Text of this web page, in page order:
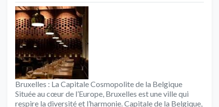
Bruxelles : La Capitale Cosmopolite de la Belgique
Située au cœur de l’Europe, Bruxelles est une ville qui
respire la diversité et l’harmonie. Capitale de la Belgique,